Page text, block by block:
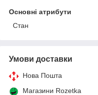
Основні атрибути
Стан
Умови доставки
Нова Пошта
Магазини Rozetka